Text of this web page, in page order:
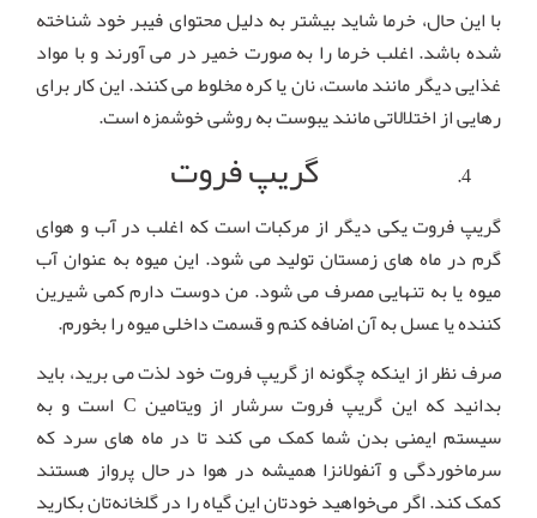
با این حال، خرما شاید بیشتر به دلیل محتوای فیبر خود شناخته
شده باشد. اغلب خرما را به صورت خمیر در می آورند و با مواد
غذایی دیگر مانند ماست، نان یا کره مخلوط می کنند. این کار برای
رهایی از اختلالاتی مانند یبوست به روشی خوشمزه است.
گریپ فروت
گریپ فروت یکی دیگر از مرکبات است که اغلب در آب و هوای
گرم در ماه های زمستان تولید می شود. این میوه به عنوان آب
میوه یا به تنهایی مصرف می شود. من دوست دارم کمی شیرین
کننده یا عسل به آن اضافه کنم و قسمت داخلی میوه را بخورم.
صرف نظر از اینکه چگونه از گریپ فروت خود لذت می برید، باید
بدانید که این گریپ فروت سرشار از ویتامین C است و به
سیستم ایمنی بدن شما کمک می کند تا در ماه های سرد که
سرماخوردگی و آنفولانزا همیشه در هوا در حال پرواز هستند
کمک کند. اگر می‌خواهید خودتان این گیاه را در گلخانه‌تان بکارید